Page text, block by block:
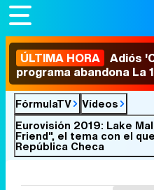
ÚLTIMA HORA Adiós
programa abandona La
FórmulaTV
Vídeos
Eurovisión 2019: Lake
Friend", el tema con el
República Checa